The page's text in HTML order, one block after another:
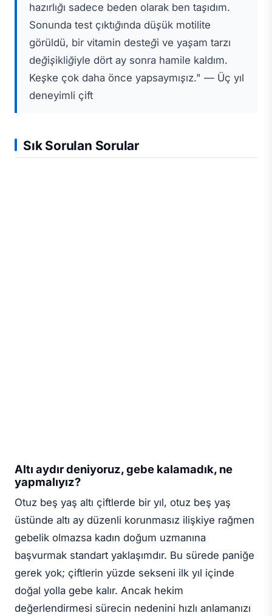
hazırlığı sadece beden olarak ben taşıdım.
Sonunda test çıktığında düşük motilite
görüldü, bir vitamin desteği ve yaşam tarzı
değişikliğiyle dört ay sonra hamile kaldım.
Keşke çok daha önce yapsaymışız." — Üç yıl
deneyimli çift
Sık Sorulan Sorular
Altı aydır deniyoruz, gebe kalamadık, ne
yapmalıyız?
Otuz beş yaş altı çiftlerde bir yıl, otuz beş yaş
üstünde altı ay düzenli korunmasız ilişkiye rağmen
gebelik olmazsa kadın doğum uzmanına
başvurmak standart yaklaşımdır. Bu sürede paniğe
gerek yok; çiftlerin yüzde sekseni ilk yıl içinde
doğal yolla gebe kalır. Ancak hekim
değerlendirmesi sürecin nedenini hızlı anlamanızı